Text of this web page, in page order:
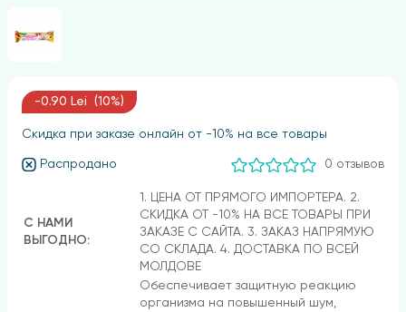
-0.90 Lei (10%)
Скидка при заказе онлайн от -10% на все товары
Распродано 0 отзывов
С НАМИ
ВЫГОДНО:
1. ЦЕНА ОТ ПРЯМОГО ИМПОРТЕРА. 2.
СКИДКА ОТ -10% НА ВСЕ ТОВАРЫ ПРИ
ЗАКАЗЕ С САЙТА. 3. ЗАКАЗ НАПРЯМУЮ
СО СКЛАДА. 4. ДОСТАВКА ПО ВСЕЙ
МОЛДОВЕ
Обеспечивает защитную реакцию
организма на повышенный шум,